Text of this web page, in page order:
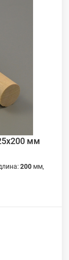
мм
200 мм,